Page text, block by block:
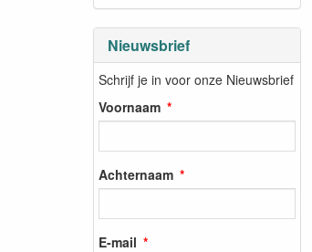
Nieuwsbrief
Schrijf je in voor onze Nieuwsbrief
Voornaam
Achternaam
E-mail